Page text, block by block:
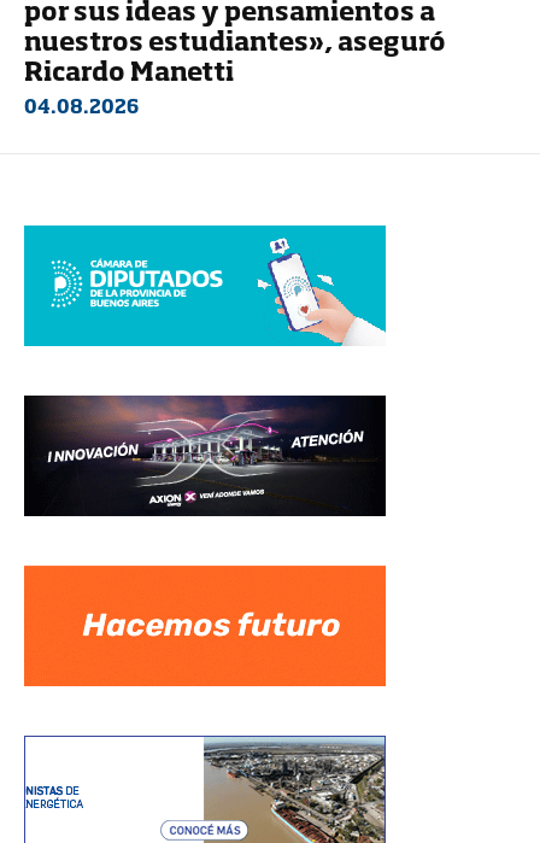
por sus ideas y pensamientos a
nuestros estudiantes», aseguró
Ricardo Manetti
04.08.2026